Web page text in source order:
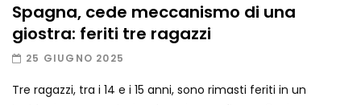
Spagna, cede meccanismo di una
giostra: feriti tre ragazzi
25 GIUGNO 2025
Tre ragazzi, tra i 14 e i 15 anni, sono rimasti feriti in un